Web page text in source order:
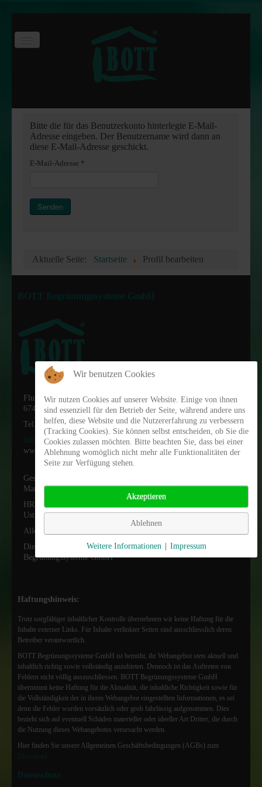
Downloads
Rotgrand Substrate
Disto Distanzprofil
Arbo-Flex Stammschutzfarbe
Bitte die für das Benutzerkonto hinterlegte E-Mail-
Adresse eingeben. Der Benutzername wird dann an
diese E-Mail-Adresse geschickt.
E-Mail-Adresse *
Senden
Aktuelle Seite: Startseite Profil bearbeiten
Flugplatzstr. 35
67435 Neustadt
Tel.: 07223 951189-0
info@systembott.de
www.systembott.de
Geschäftsführerin:
Margit Schemel
HRB Ludwigshafen 67011
Ust. ID. DE 268921055
Alle Rechte vorbehalten.
Die Urheberrechte dieser Website liegen vollständig bei der BOTT
Begrünungssysteme GmbH
Haftungshinweis:
Trotz sorgfältiger inhaltlicher Kontrolle übernehmen wir keine Haftung für die
Inhalte externer Links. Für Inhalte verlinkter Seiten sind ausschliesslich deren
Betreiber verantwortlich.
BOTT Begrünungssysteme GmbH ist bemüht, ihr Webangebot stets aktuell und
inhaltlich richtig sowie vollständig anzubieten. Dennoch ist das Auftreten von
Fehlern nicht völlig auszuschliessen. BOTT Begrünungssysteme GmbH
übernimmt keine Haftung für die Aktualität, die inhaltliche Richtigkeit sowie für
die Vollständigkeit der in ihrem Webangebot eingestellten Informationen, es sei
denn die Fehler wurden vorsätzlich oder grob fahrlässig aufgenommen. Dies
bezieht sich auf eventuell Schäden materieller oder ideeller Art Dritter, die durch
die Nutzung dieses Webangebotes verursacht werden.
Hier finden Sie unsere Allgemeinen Geschäftsbedingungen (AGBs) zum
Wir benutzen Cookies
Wir nutzen Cookies auf unserer Website. Einige von ihnen
sind essenziell für den Betrieb der Seite, während andere uns
helfen, diese Website und die Nutzererfahrung zu verbessern
(Tracking Cookies). Sie können selbst entscheiden, ob Sie die
Cookies zulassen möchten. Bitte beachten Sie, dass bei einer
Ablehnung womöglich nicht mehr alle Funktionalitäten der
Seite zur Verfügung stehen.
Akzeptieren
Ablehnen
Weitere Informationen Impressum